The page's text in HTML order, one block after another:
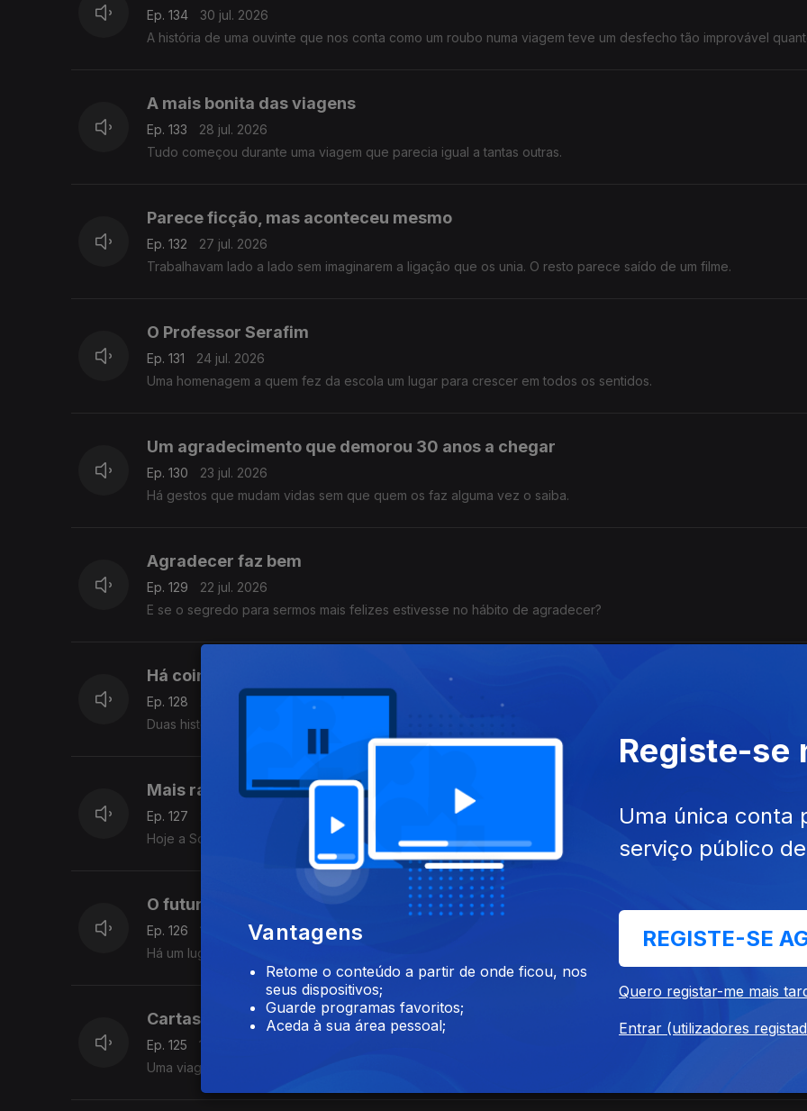
Ep. 134
30 jul. 2026
A história de uma ouvinte que nos conta como um roubo numa viagem teve um desfecho tão improvável
A mais bonita das viagens
Ep. 133
28 jul. 2026
Tudo começou durante uma viagem que parecia igual a tantas outras.
Parece ficção, mas aconteceu mesmo
Ep. 132
27 jul. 2026
Trabalhavam lado a lado sem imaginarem a ligação que os unia. O resto parece saído de um filme.
O Professor Serafim
Ep. 131
24 jul. 2026
Uma homenagem a quem fez da escola um lugar para crescer em todos os sentidos.
Um agradecimento que demorou 30 anos a chegar
Ep. 130
23 jul. 2026
Há gestos que mudam vidas sem que quem os faz alguma vez o saiba.
Agradecer faz bem
Ep. 129
22 jul. 2026
E se o segredo para sermos mais felizes estivesse no hábito de agradecer?
Há coincidências difíceis de esquecer
Ep. 128
21 jul. 2026
Duas histórias mostram que, às vezes, o amor encontra uma forma inesperada de recomeçar.
Mais rápido do que o medo
Ep. 127
Hoje a Sónia Morais Santos traz-nos a história de um menino que nunca deixou que lhe dissessem até onde
O futuro mora aqui
Ep. 126
17 jul. 2026
Há um lugar onde envelhecer significa ganhar liberdade, e não perdê-la.
Cartas de Longe
Ep. 125
16 jul. 2026
Uma viagem iniciada em 1912 continua a ligar duas famílias separadas por um oceano.
Vantagens
Retome o conteúdo a partir de onde ficou, nos
seus dispositivos;
Guarde programas favoritos;
Aceda à sua área pessoal;
Registe-se
Uma única conta
serviço público
REGISTE-SE
Quero registar-me mais
Entrar (utilizadores